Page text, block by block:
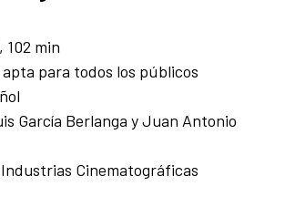
102 min
apta para todos los públicos
García Berlanga y Juan Antonio
Industrias Cinematográficas